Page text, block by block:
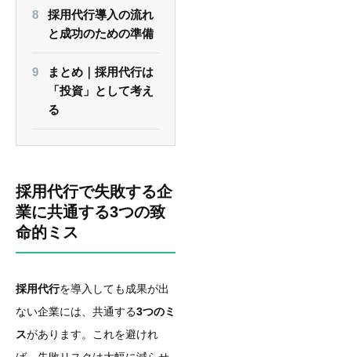
採用代行導入の流れ
と成功のための準備
まとめ｜採用代行は
「投資」として考え
る
採用代行で失敗する企
業に共通する3つの致
命的ミス
採用代行を導入しても成果が出
ない企業には、共通する3つのミ
スがあります。これを避けれ